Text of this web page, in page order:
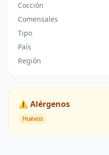
Cocción
Comensales
Tipo
País
Región
⚠️ Alérgenos
Huevos